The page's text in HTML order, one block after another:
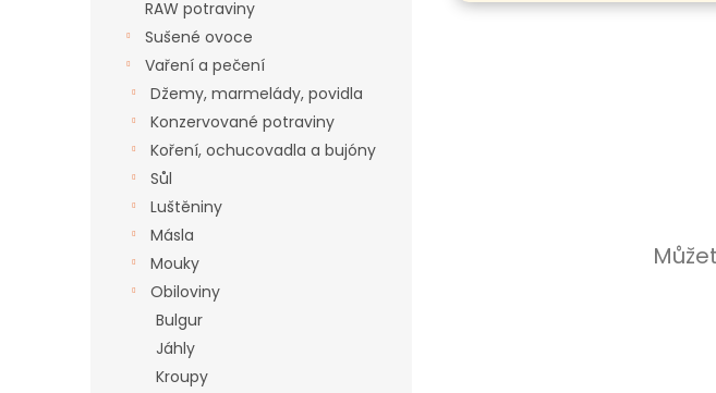
RAW potraviny
Sušené ovoce
Vaření a pečení
Džemy, marmelády, povidla
Konzervované potraviny
Koření, ochucovadla a bujóny
Sůl
Luštěniny
Másla
Mouky
Obiloviny
Bulgur
Jáhly
Kroupy